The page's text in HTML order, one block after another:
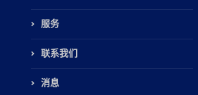
服务
联系我们
消息